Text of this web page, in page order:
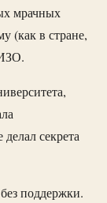
мрачных
(как в стране,
секрета
поддержки.